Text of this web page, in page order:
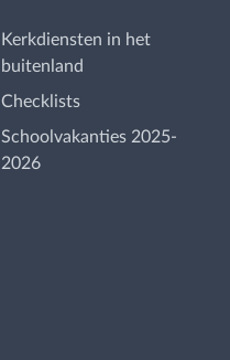
Kerkdiensten in het
buitenland
Checklists
Schoolvakanties 2025-
2026